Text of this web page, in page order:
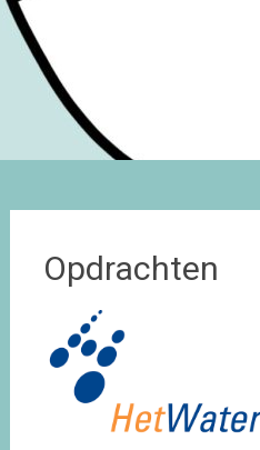
Opdrachten